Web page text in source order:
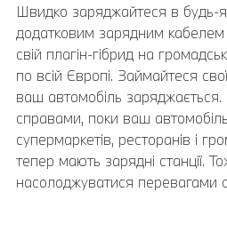
Швидко заряджайтеся в будь-
додатковим зарядним
свій плагін-гібрид на
по всій Європі. Займайтеся
ваш автомобіль
справами, поки ваш
супермаркетів, ресторанів і
тепер мають зарядні станції.
насолоджуватися перевагами